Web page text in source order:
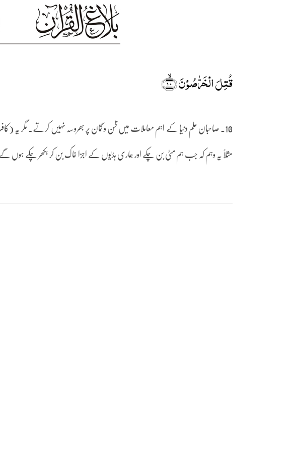
قُتِلَ الۡخَرّٰصُوۡنَ ﴿ۙ۱۰﴾
10۔ صاحبان علم دنیا کے اہم معاملات میں ظن و گمان پر بھروسہ نہیں کرتے۔ مگر
مثلاً یہ وہم کہ جب ہم مٹی بن چکے اور ہماری ہڈیوں کے اجزا خاک بن کر بکھر چکے ہوں